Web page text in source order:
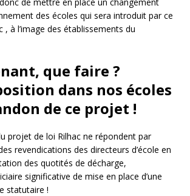
des écoles qui sera introduit par ce
, à l’image des établissements du
que faire ?
dans nos écoles
de ce projet !
projet de loi Rilhac ne répondent par
revendications des directeurs d’école en
des quotités de décharge,
significative de mise en place d’une
statutaire !